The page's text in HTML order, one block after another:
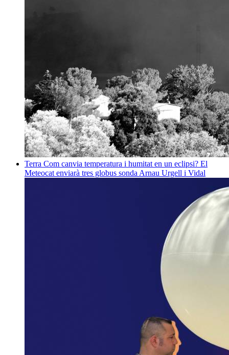
Terra Com canvia temperatura i humitat en un eclipsi? El
Meteocat enviarà tres globus sonda Arnau Urgell i Vidal